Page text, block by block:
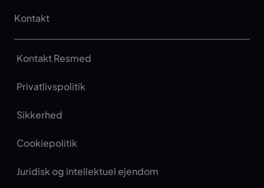
Kontakt
Kontakt Resmed
Privatlivspolitik
Sikkerhed
Cookiepolitik
Juridisk og intellektuel ejendom